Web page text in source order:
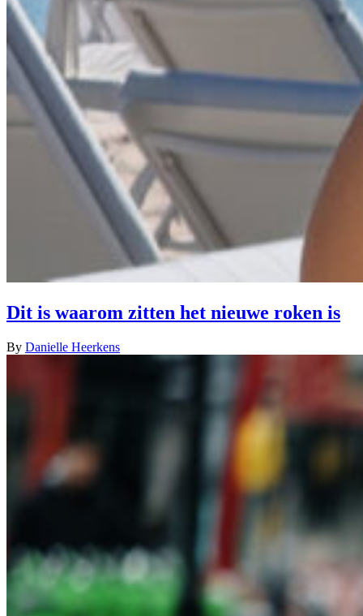
Dit is waarom zitten het nieuwe roken is
By Danielle Heerkens